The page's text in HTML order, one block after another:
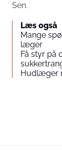
Sen.
Læs også
Mange
læger
Få styr på
Hudlæger